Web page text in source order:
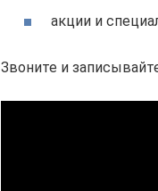
акции и
Звоните и